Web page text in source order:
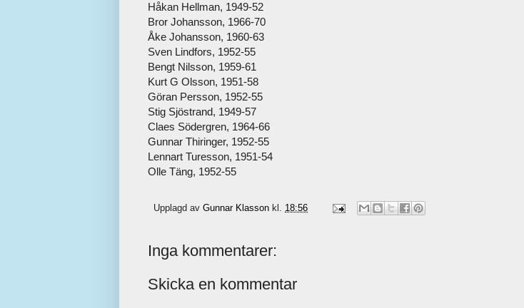
Håkan Hellman, 1949-52
Bror Johansson, 1966-70
Åke Johansson, 1960-63
Sven Lindfors, 1952-55
Bengt Nilsson, 1959-61
Kurt G Olsson, 1951-58
Göran Persson, 1952-55
Stig Sjöstrand, 1949-57
Claes Södergren, 1964-66
Gunnar Thiringer, 1952-55
Lennart Turesson, 1951-54
Olle Täng, 1952-55
Upplagd av Gunnar Klasson kl. 18:56
Inga kommentarer:
Skicka en kommentar